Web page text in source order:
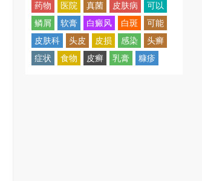
药物
医院 真菌 皮肤病
可以
鳞屑
软膏 白癜风 白斑
可能
皮肤科
头皮 皮损 感染
头癣
症状
食物 皮癣 乳膏 糠疹